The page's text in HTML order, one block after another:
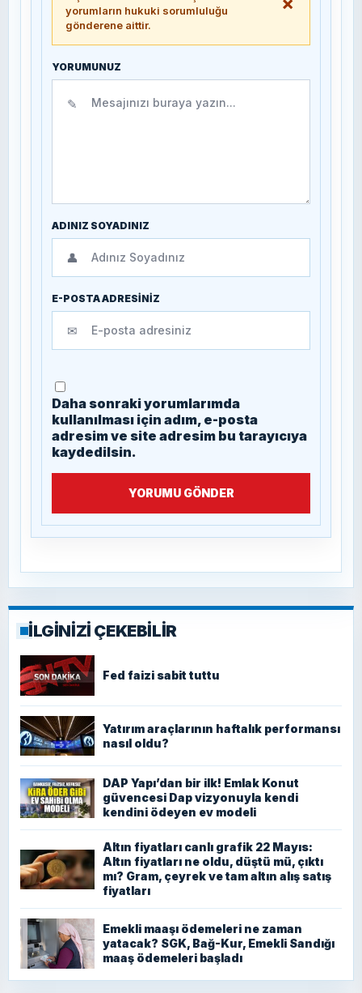
yorumların hukuki sorumluluğu
gönderene aittir.
YORUMUNUZ
✎
ADINIZ SOYADINIZ
👤
E-POSTA ADRESİNİZ
✉
Daha sonraki yorumlarımda
kullanılması için adım, e-posta
adresim ve site adresim bu tarayıcıya
kaydedilsin.
YORUMU GÖNDER
İLGİNİZİ ÇEKEBİLİR
Fed faizi sabit tuttu
Yatırım araçlarının haftalık performansı
nasıl oldu?
DAP Yapı’dan bir ilk! Emlak Konut
güvencesi Dap vizyonuyla kendi
kendini ödeyen ev modeli
Altın fiyatları canlı grafik 22 Mayıs:
Altın fiyatları ne oldu, düştü mü, çıktı
mı? Gram, çeyrek ve tam altın alış satış
fiyatları
Emekli maaşı ödemeleri ne zaman
yatacak? SGK, Bağ-Kur, Emekli Sandığı
maaş ödemeleri başladı